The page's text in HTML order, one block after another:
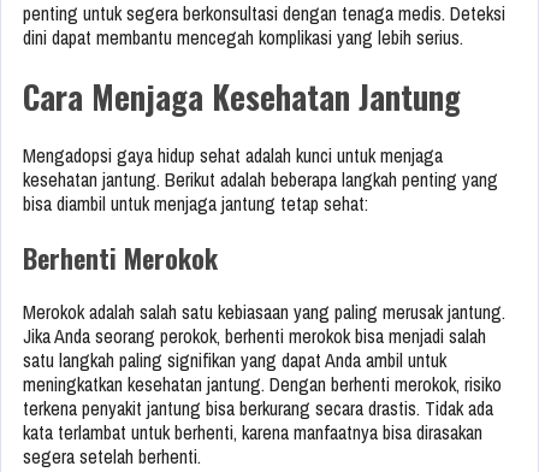
penting untuk segera berkonsultasi dengan tenaga medis. Deteksi
dini dapat membantu mencegah komplikasi yang lebih serius.
Cara Menjaga Kesehatan Jantung
Mengadopsi gaya hidup sehat adalah kunci untuk menjaga
kesehatan jantung. Berikut adalah beberapa langkah penting yang
bisa diambil untuk menjaga jantung tetap sehat:
Berhenti Merokok
Merokok adalah salah satu kebiasaan yang paling merusak jantung.
Jika Anda seorang perokok, berhenti merokok bisa menjadi salah
satu langkah paling signifikan yang dapat Anda ambil untuk
meningkatkan kesehatan jantung. Dengan berhenti merokok, risiko
terkena penyakit jantung bisa berkurang secara drastis. Tidak ada
kata terlambat untuk berhenti, karena manfaatnya bisa dirasakan
segera setelah berhenti.